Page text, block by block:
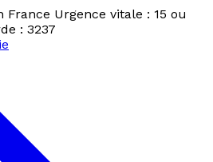
France Urgence vitale : 15 ou
: 3237